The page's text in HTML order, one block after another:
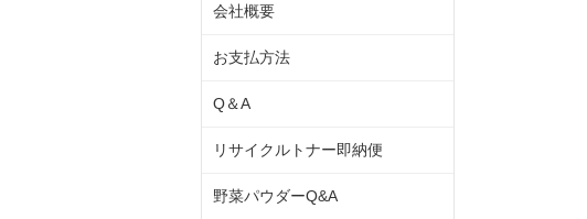
会社概要
お支払方法
Q＆A
リサイクルトナー即納便
野菜パウダーQ&A